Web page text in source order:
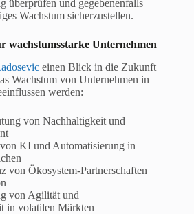
überprüfen und gegebenenfalls
Wachstum sicherzustellen.
wachstumsstarke Unternehmen
einen Blick in die Zukunft
Wachstum von Unternehmen in
werden:
von Nachhaltigkeit und
KI und Automatisierung in
von Ökosystem-Partnerschaften
von Agilität und
in volatilen Märkten